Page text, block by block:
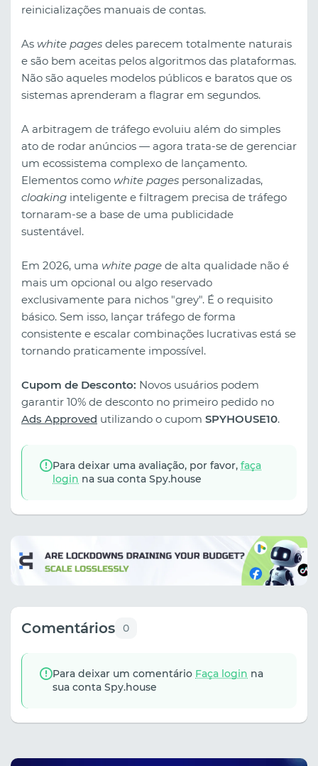
reinicializações manuais de contas.
As white pages deles parecem totalmente naturais
e são bem aceitas pelos algoritmos das plataformas.
Não são aqueles modelos públicos e baratos que os
sistemas aprenderam a flagrar em segundos.
A arbitragem de tráfego evoluiu além do simples
ato de rodar anúncios — agora trata-se de gerenciar
um ecossistema complexo de lançamento.
Elementos como white pages personalizadas,
cloaking inteligente e filtragem precisa de tráfego
tornaram-se a base de uma publicidade
sustentável.
Em 2026, uma white page de alta qualidade não é
mais um opcional ou algo reservado
exclusivamente para nichos "grey". É o requisito
básico. Sem isso, lançar tráfego de forma
consistente e escalar combinações lucrativas está se
tornando praticamente impossível.
Cupom de Desconto: Novos usuários podem
garantir 10% de desconto no primeiro pedido no
Ads Approved utilizando o cupom SPYHOUSE10.
Para deixar uma avaliação, por favor, faça
login na sua conta Spy.house
Comentários 0
Para deixar um comentário Faça login na
sua conta Spy.house